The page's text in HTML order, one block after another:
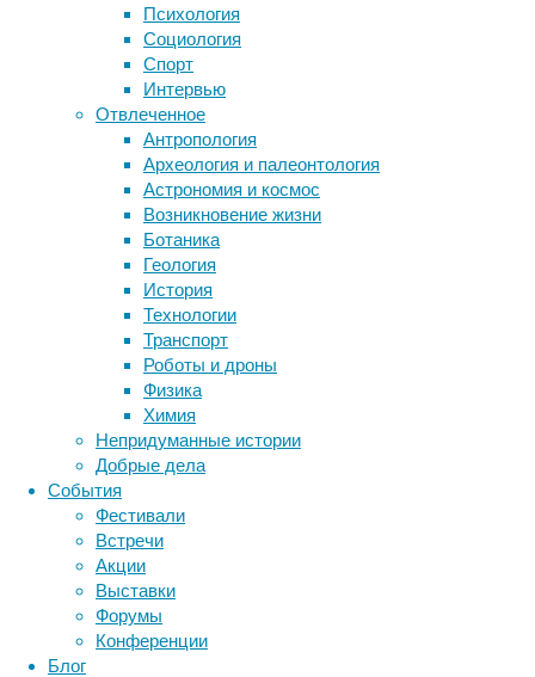
Психология
Социология
Спорт
Интервью
Отвлеченное
Антропология
Археология и палеонтология
Астрономия и космос
Возникновение жизни
Ботаника
Геология
История
Технологии
Транспорт
Роботы и дроны
Физика
Химия
Непридуманные истории
Добрые дела
События
Фестивали
Встречи
Акции
Выставки
Форумы
Конференции
Блог
Даже древнейшие динозавры, такие как этот
Большинство
рептилий
—
примитивных
проколофонов
современных
ящериц
четвероногие
животные,
лишь
редким
исключением
поднимающиеся
«на
дыбы».
Однако
существовала
группа
рептилий,
члены
Метки
ДНК бактерии биология
биотехнология вирусы восприятие
генетика дети
здоровье
инструменты и методы
исследования
лекарства медицина
мозг наука
нейробиология
нейрофизиология
поведение
сон социальные проблемы
физиология
эмоции эпидемия